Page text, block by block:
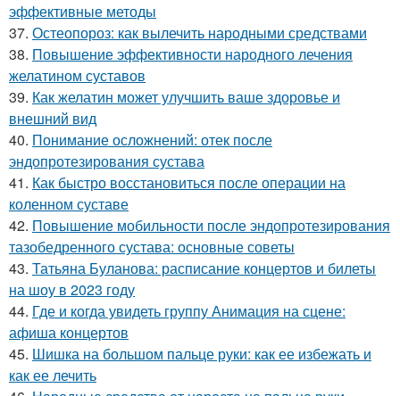
эффективные методы
37. Остеопороз: как вылечить народными средствами
38. Повышение эффективности народного лечения
желатином суставов
39. Как желатин может улучшить ваше здоровье и
внешний вид
40. Понимание осложнений: отек после
эндопротезирования сустава
41. Как быстро восстановиться после операции на
коленном суставе
42. Повышение мобильности после эндопротезирования
тазобедренного сустава: основные советы
43. Татьяна Буланова: расписание концертов и билеты
на шоу в 2023 году
44. Где и когда увидеть группу Анимация на сцене:
афиша концертов
45. Шишка на большом пальце руки: как ее избежать и
как ее лечить